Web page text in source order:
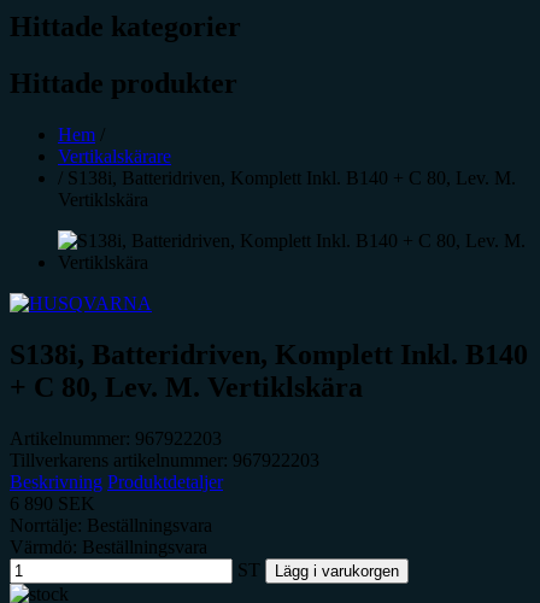
Hittade kategorier
Hittade produkter
Hem /
Vertikalskärare
/ S138i, Batteridriven, Komplett Inkl. B140 + C 80, Lev. M.
Vertiklskära
S138i, Batteridriven, Komplett Inkl. B140
+ C 80, Lev. M. Vertiklskära
Artikelnummer: 967922203
Tillverkarens artikelnummer: 967922203
Beskrivning Produktdetaljer
6 890 SEK
Norrtälje: Beställningsvara
Värmdö: Beställningsvara
ST
Lägg i varukorgen